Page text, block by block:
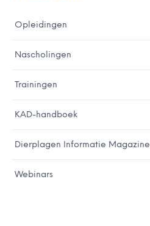
Opleidingen
Nascholingen
Trainingen
KAD-handboek
Dierplagen Informatie Magazine
Webinars